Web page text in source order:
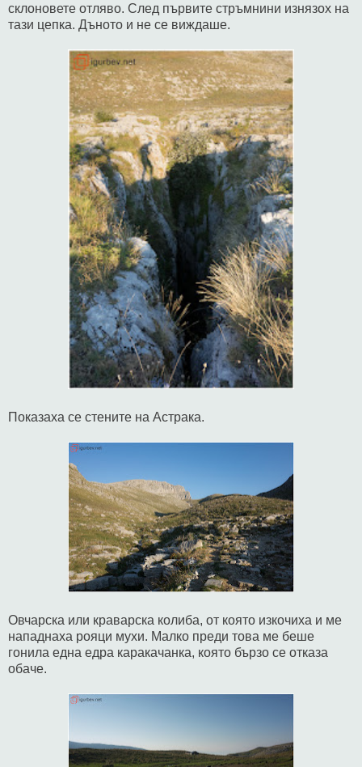
склоновете отляво. След първите стръмнини изнязох на
тази цепка. Дъното и не се виждаше.
Показаха се стените на Астрака.
Овчарска или краварска колиба, от която изкочиха и ме
нападнаха рояци мухи. Малко преди това ме беше
гонила една едра каракачанка, която бързо се отказа
обаче.